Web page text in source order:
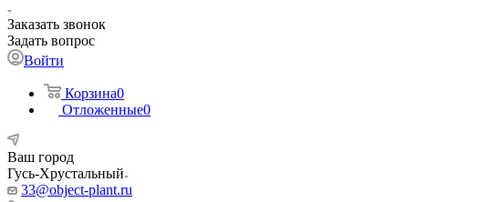
Заказать звонок
Задать вопрос
Войти
Корзина0
Отложенные0
Ваш город
Гусь-Хрустальный
33@object-plant.ru